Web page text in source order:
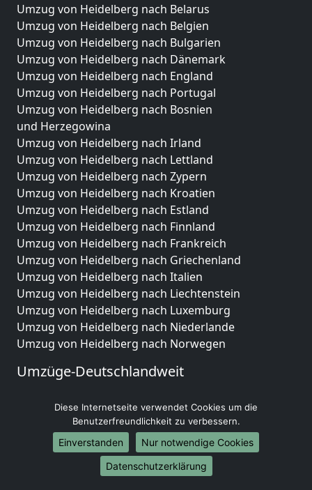
Umzug von Heidelberg nach Belarus
Umzug von Heidelberg nach Belgien
Umzug von Heidelberg nach Bulgarien
Umzug von Heidelberg nach Dänemark
Umzug von Heidelberg nach England
Umzug von Heidelberg nach Portugal
Umzug von Heidelberg nach Bosnien
und Herzegowina
Umzug von Heidelberg nach Irland
Umzug von Heidelberg nach Lettland
Umzug von Heidelberg nach Zypern
Umzug von Heidelberg nach Kroatien
Umzug von Heidelberg nach Estland
Umzug von Heidelberg nach Finnland
Umzug von Heidelberg nach Frankreich
Umzug von Heidelberg nach Griechenland
Umzug von Heidelberg nach Italien
Umzug von Heidelberg nach Liechtenstein
Umzug von Heidelberg nach Luxemburg
Umzug von Heidelberg nach Niederlande
Umzug von Heidelberg nach Norwegen
Umzüge-Deutschlandweit
Umzug von Heidelberg nach Hamburg
Umzug von Heidelberg nach München
Umzug von Heidelberg nach Köln
Umzug von Heidelberg nach Frankfurt am Main
Umzug von Heidelberg nach Stuttgart
Diese Internetseite verwendet Cookies um die
Benutzerfreundlichkeit zu verbessern.
Einverstanden
Nur notwendige Cookies
Datenschutzerklärung